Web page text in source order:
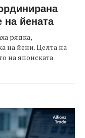
на йената
рядка,
на йени. Целта на
на японската